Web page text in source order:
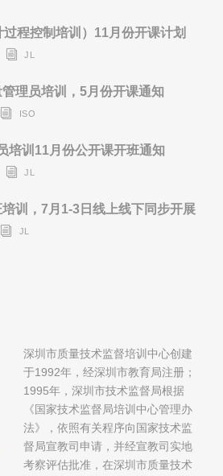
程控制培训）11月份开课计划
JL
理员培训，5月份开课通知
ISO
培训11月份公开课开班通知
JL
训，7月1-3日线上线下同步开展
JL
深圳市质量技术监督培训中心创建
于1992年，经深圳市教育局注册；
1995年，深圳市技术监督局根据
《国家技术监督局培训中心管理办
法》，依照有关程序向国家技术监
督局宣教司申请，并经宣教司实地
考察评估批准，在深圳市质量技术